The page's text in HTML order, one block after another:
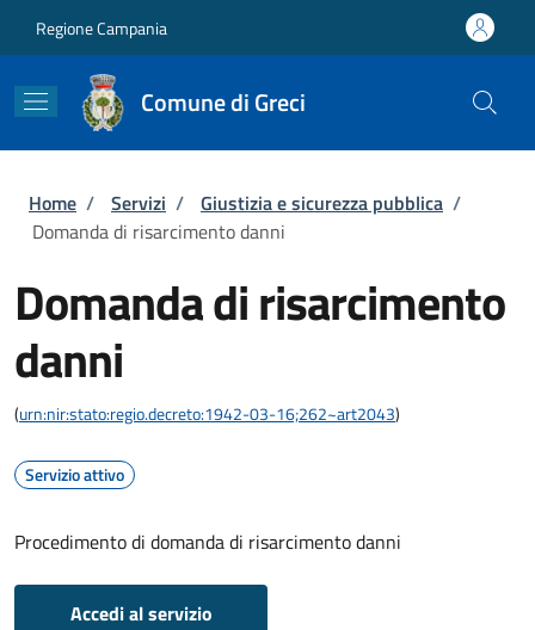
Regione Campania
Comune di Greci
Briciole di pane
Home / Servizi / Giustizia e sicurezza pubblica /
Domanda di risarcimento danni
Domanda di risarcimento
danni
(urn:nir:stato:regio.decreto:1942-03-16;262~art2043)
Servizio attivo
Procedimento di domanda di risarcimento danni
Accedi al servizio